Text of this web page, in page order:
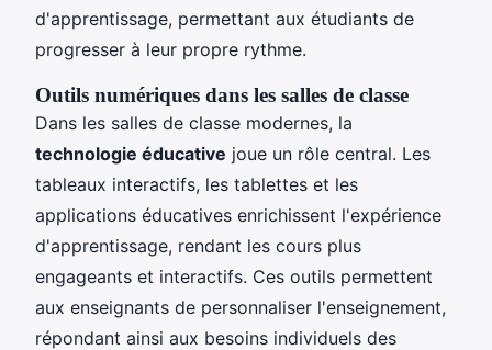
d'apprentissage, permettant aux étudiants de
progresser à leur propre rythme.
Outils numériques dans les salles de classe
Dans les salles de classe modernes, la
technologie éducative joue un rôle central. Les
tableaux interactifs, les tablettes et les
applications éducatives enrichissent l'expérience
d'apprentissage, rendant les cours plus
engageants et interactifs. Ces outils permettent
aux enseignants de personnaliser l'enseignement,
répondant ainsi aux besoins individuels des